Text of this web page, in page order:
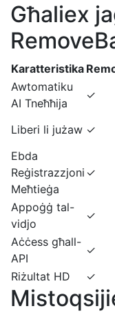
Għaliex
Karatteristika
Awtomatiku
AI Tneħħija
✓
Liberi li jużaw ✓
Ebda
Reġistrazzjoni
Meħtieġa
✓
Appoġġ tal-
vidjo
✓
Aċċess għall-
API
✓
Riżultat HD
✓